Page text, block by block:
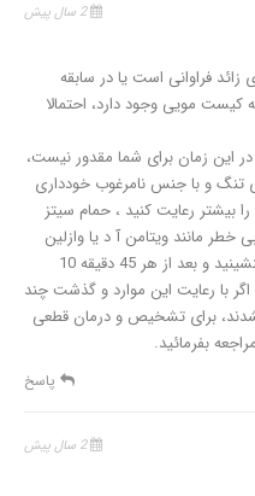
2 سال پیش
زائد فراوانی است یا در سابقه
کیست مویی وجود دارد، احتمالا
این زمان برای شما مقدور نیست،
تنگ و با جنس نامرغوب خودداری
بیشتر رعایت کنید ، حمام سیتز
خطر مانند ویتامن آ د یا وازلین
استفاده کنید ، زیاد ننشینید و بعد از هر 45 دقیقه 10
اگر با رعایت این موارد و گذشت چند
برای تشخیص و درمان قطعی
بفرمائید.
پاسخ
2 سال پیش